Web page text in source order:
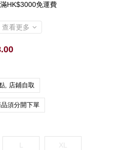
HK$3000免運費
查看更多
, 店鋪自取
須分開下單
XL